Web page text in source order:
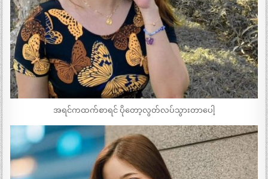
အရင်ကထက်စာရင် ပိုတော့လွတ်လပ်သွားတာပေါ့